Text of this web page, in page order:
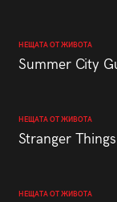
НЕЩАТА ОТ ЖИВОТА
Summer City
НЕЩАТА ОТ ЖИВОТА
Stranger
НЕЩАТА ОТ ЖИВОТА